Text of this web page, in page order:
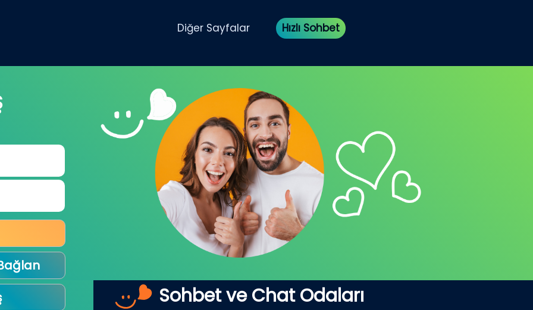
Diğer Sayfalar Hızlı Sohbet
Sohbet ve Chat Odaları